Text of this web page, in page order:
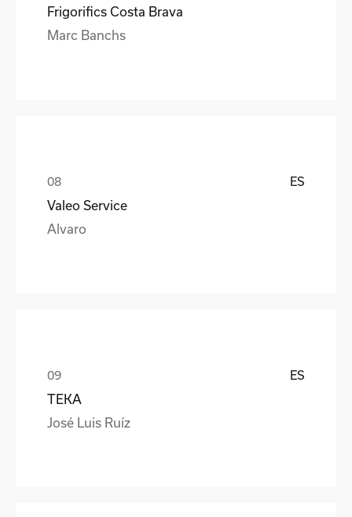
Frigorifics Costa Brava
Marc Banchs
ES
Valeo Service
Alvaro
ES
TEKA
José Luis Ruíz